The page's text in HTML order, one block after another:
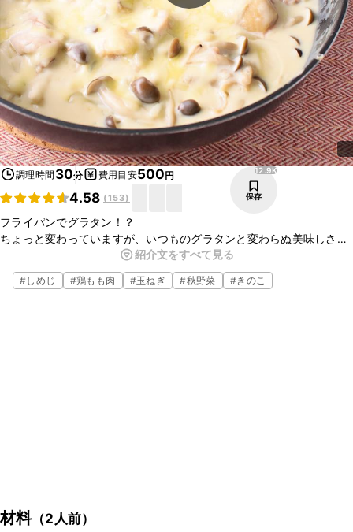
調理時間 30分 費用目安500円
4.58 (153)
12.9K
保存
フライパンでグラタン！？
ちょっと変わっていますが、いつものグラタンと変わらぬ美味しさ
で、しかも簡単にできちゃいます。
フライパンごとテーブルに出して、みんなでワイワイ食べるのも楽し
いですよ。
紹介文をすべて見る
#しめじ #鶏もも肉 #玉ねぎ #秋野菜 #きのこ
材料（2人前）